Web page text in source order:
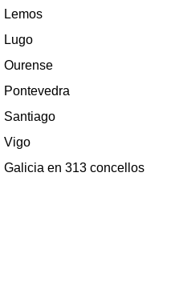
Lemos
Lugo
Ourense
Pontevedra
Santiago
Vigo
Galicia en 313 concellos